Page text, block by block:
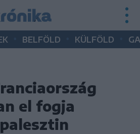
BELFÖLD KÜLFÖLD
el fogja